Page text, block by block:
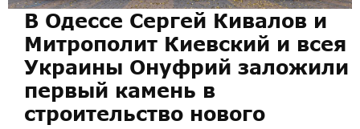
В Одессе Сергей Кивалов и
Митрополит Киевский и всея
Украины Онуфрий заложили
первый камень в
строительство нового